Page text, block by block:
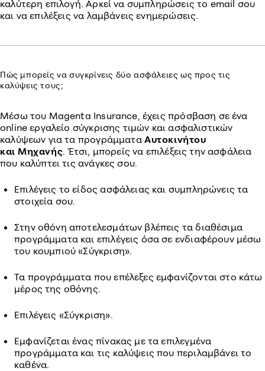
καλύτερη επιλογή. Αρκεί να συμπληρώσεις το email σου
και να επιλέξεις να λαμβάνεις ενημερώσεις.
Πώς μπορείς να συγκρίνεις δύο ασφάλειες ως προς τις
καλύψεις τους;
Μέσω του Magenta Insurance, έχεις πρόσβαση σε ένα
online εργαλείο σύγκρισης τιμών και ασφαλιστικών
καλύψεων για τα προγράμματα Αυτοκινήτου
και Μηχανής. Έτσι, μπορείς να επιλέξεις την ασφάλεια
που καλύπτει τις ανάγκες σου.
Επιλέγεις το είδος ασφάλειας και συμπληρώνεις τα
στοιχεία σου.
Στην οθόνη αποτελεσμάτων βλέπεις τα διαθέσιμα
προγράμματα και επιλέγεις όσα σε ενδιαφέρουν μέσω
του κουμπιού «Σύγκριση».
Τα προγράμματα που επέλεξες εμφανίζονται στο κάτω
μέρος της οθόνης.
Επιλέγεις «Σύγκριση».
Εμφανίζεται ένας πίνακας με τα επιλεγμένα
προγράμματα και τις καλύψεις που περιλαμβάνει το
καθένα.